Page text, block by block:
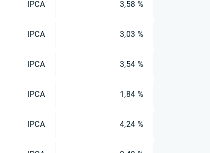
IPCA 3,58 %
IPCA 3,03 %
IPCA 3,54 %
IPCA 1,84 %
IPCA 4,24 %